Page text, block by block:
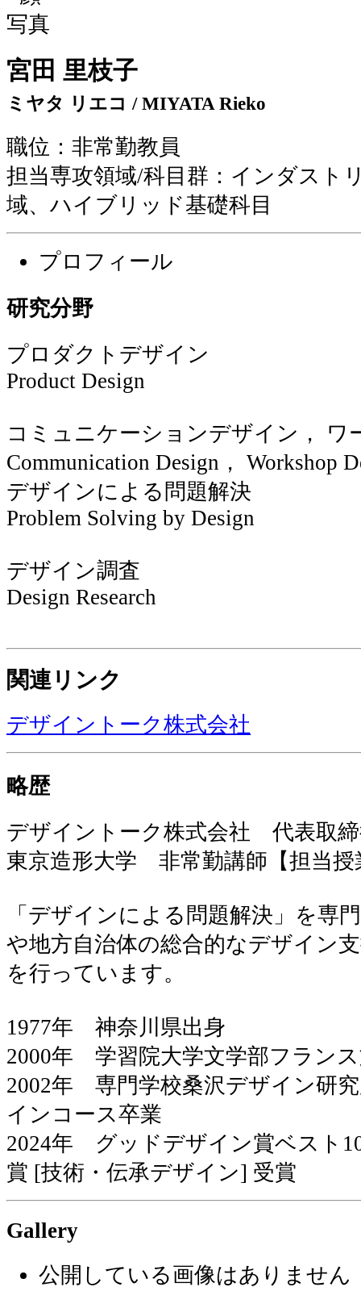
宮田 里枝子
ミヤタ リエコ / MIYATA Rieko
職位：非常勤教員
担当専攻領域/科目群：インダスト
域、ハイブリッド基礎科目
プロフィール
研究分野
プロダクトデザイン
Product Design
コミュニケーションデザイン， ワ
Communication Design， Workshop
デザインによる問題解決
Problem Solving by Design
デザイン調査
Design Research
関連リンク
デザイントーク株式会社
略歴
デザイントーク株式会社 代表取
東京造形大学 非常勤講師【担当授
「デザインによる問題解決」を専
や地方自治体の総合的なデザイン
を行っています。
1977年 神奈川県出身
2000年 学習院大学文学部フラン
2002年 専門学校桑沢デザイン研
インコース卒業
2024年 グッドデザイン賞ベスト
賞 [技術・伝承デザイン] 受賞
Gallery
公開している画像はありません